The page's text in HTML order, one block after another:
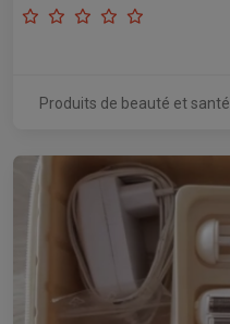
Produits de beauté et santé